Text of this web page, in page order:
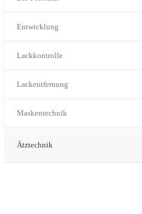
Entwicklung
Lackkontrolle
Lackentfernung
Maskentechnik
Ätztechnik